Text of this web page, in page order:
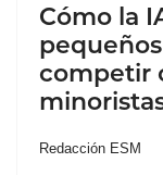
Cómo la
competir
Redacción ESM